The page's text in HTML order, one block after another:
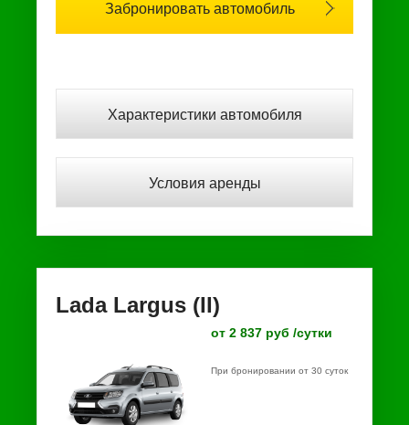
Забронировать автомобиль
Характеристики автомобиля
Условия аренды
Lada Largus (II)
от 2 837 руб /сутки
При бронировании от 30 суток